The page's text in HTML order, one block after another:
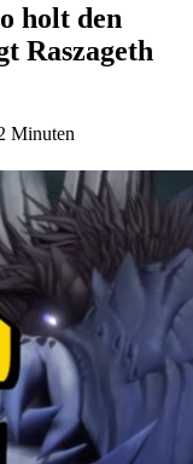
holt den
Raszageth
Minuten